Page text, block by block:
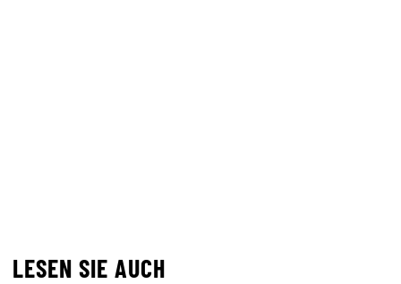
LESEN SIE AUCH